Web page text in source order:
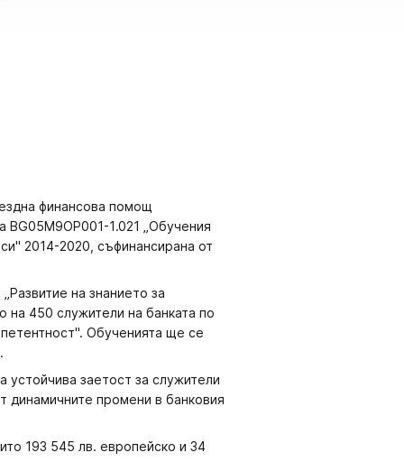
финансова помощ
1.021 „Обучения
2014-2020, съфинансирана от
на знанието за
450 служители на банката по
Обученията ще се
заетост за служители
динамичните промени в банковия
193 545 лв. европейско и 34